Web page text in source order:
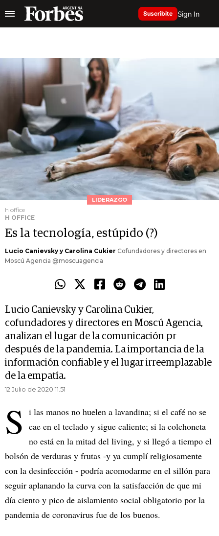
Suscribite Sign In
LIDERAZGO
h office
H OFFICE
Es la tecnología, estúpido (?)
Lucio Canievsky y Carolina Cukier Cofundadores y directores en
Moscú Agencia @moscuagencia
Lucio Canievsky y Carolina Cukier,
cofundadores y directores en Moscú Agencia,
analizan el lugar de la comunicación pr
después de la pandemia. La importancia de la
información confiable y el lugar irreemplazable
de la empatía.
12 Julio de 2020 11.51
S i las manos no huelen a lavandina; si el café no se
cae en el teclado y sigue caliente; si la colchoneta
no está en la mitad del living, y si llegó a tiempo el
bolsón de verduras y frutas -y ya cumplí religiosamente
con la desinfección - podría acomodarme en el sillón para
seguir aplanando la curva con la satisfacción de que mi
día ciento y pico de aislamiento social obligatorio por la
pandemia de coronavirus fue de los buenos.